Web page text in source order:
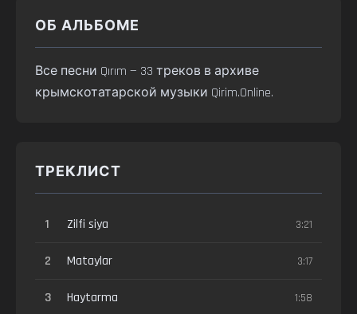
ОБ АЛЬБОМЕ
Все песни Qırım — 33 треков в архиве
крымскотатарской музыки Qirim.Online.
ТРЕКЛИСТ
1 Zilfi siya 3:21
2 Mataylar 3:17
3 Haytarma 1:58